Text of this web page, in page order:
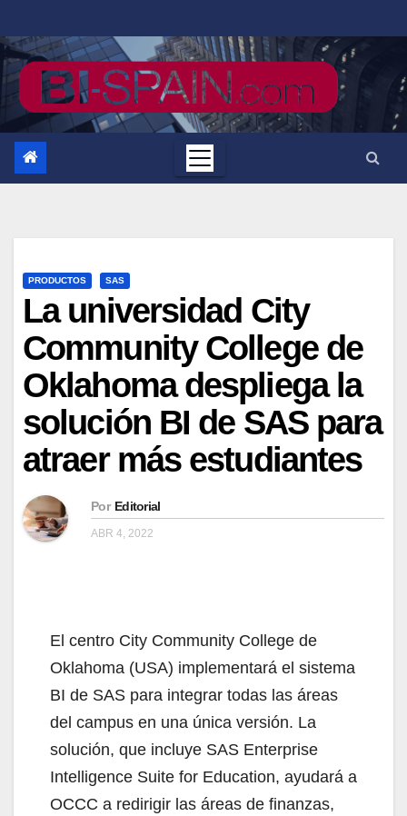
al
contenido
PRODUCTOS SAS
La universidad City
Community College de
Oklahoma despliega la
solución BI de SAS para
atraer más estudiantes
Por Editorial
ABR 4, 2022
El centro City Community College de
Oklahoma (USA) implementará el sistema
BI de SAS para integrar todas las áreas
del campus en una única versión. La
solución, que incluye SAS Enterprise
Intelligence Suite for Education, ayudará a
OCCC a redirigir las áreas de finanzas,